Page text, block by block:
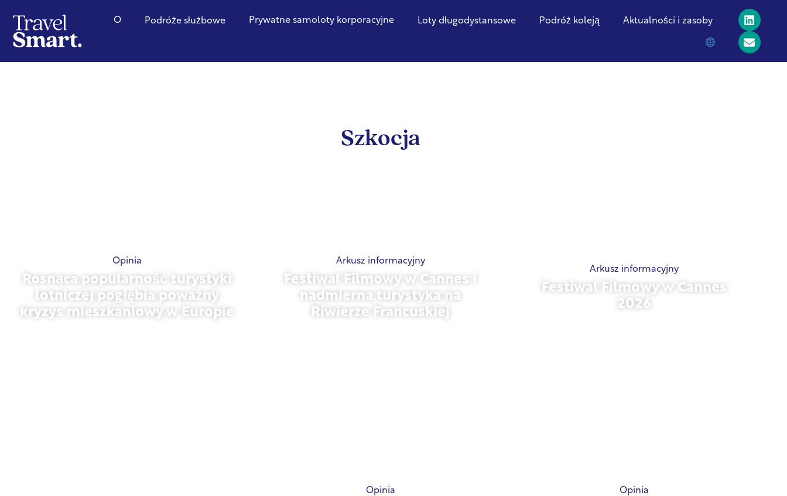
O Podróże służbowe Prywatne samoloty korporacyjne Loty długodystansowe Podróż koleją Aktualności i zasoby
Szkocja
Opinia
Rosnąca popularność turystyki
lotniczej pogłębia poważny
kryzys mieszkaniowy w Europie
Arkusz informacyjny
Festiwal Filmowy w Cannes i
nadmierna turystyka na
Riwierze Francuskiej
Arkusz informacyjny
Festiwal Filmowy w Cannes
2026
Opinia Opinia